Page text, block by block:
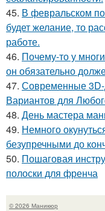
45. В февральском
будет желание, то
работе.
46. Почему-то у
он обязательно
47. Современные
Вариантов для
48. День мастера
49. Немного
безупречными до
50. Пошаговая
полоски для френча
© 2026 Маникюр